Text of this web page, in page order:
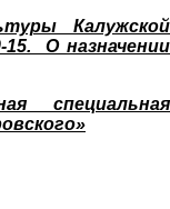
Калужской
15. О назначении
специальная